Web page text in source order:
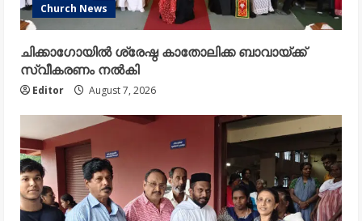
Church News
ചിക്കാഗോയിൽ ശ്രേഷ്ഠ കാതോലിക്ക ബാവായ്ക്ക്
സ്വീകരണം നൽകി
Editor August 7, 2026